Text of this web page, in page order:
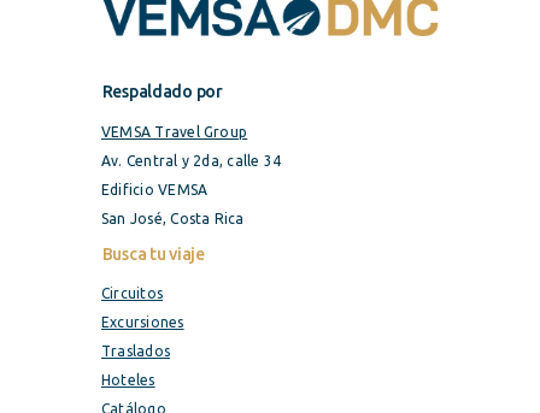
Respaldado por
VEMSA Travel Group
Av. Central y 2da, calle 34
Edificio VEMSA
San José, Costa Rica
Busca tu viaje
Circuitos
Excursiones
Traslados
Hoteles
Catálogo